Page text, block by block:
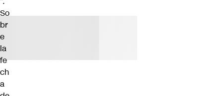
So
br
e
la
fe
ch
a